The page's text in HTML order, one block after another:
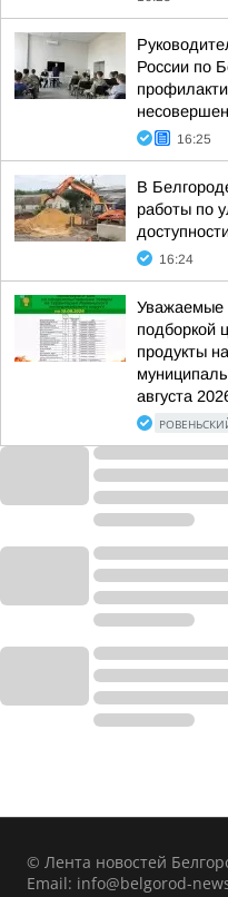
России по
16:25
В
работы по
16:24
Уважаемые
подборкой
продукты
августа
© Лента новостей
Email: info@belgorod-